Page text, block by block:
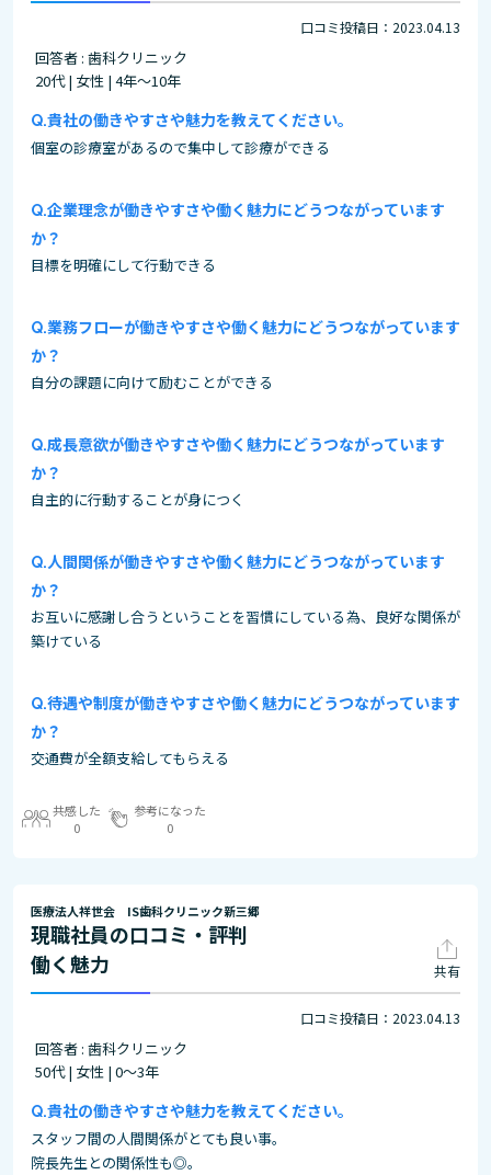
口コミ投稿日：2023.04.13
回答者 : 歯科クリニック
20代 | 女性 | 4年～10年
貴社の働きやすさや魅力を教えてください。
個室の診療室があるので集中して診療ができる
企業理念が働きやすさや働く魅力にどうつながっています
か？
目標を明確にして行動できる
業務フローが働きやすさや働く魅力にどうつながっています
か？
自分の課題に向けて励むことができる
成長意欲が働きやすさや働く魅力にどうつながっています
か？
自主的に行動することが身につく
人間関係が働きやすさや働く魅力にどうつながっています
か？
お互いに感謝し合うということを習慣にしている為、良好な関係が
築けている
待遇や制度が働きやすさや働く魅力にどうつながっています
か？
交通費が全額支給してもらえる
共感した
0
参考になった
0
医療法人祥世会 IS歯科クリニック新三郷
現職社員の口コミ・評判
働く魅力
共有
口コミ投稿日：2023.04.13
回答者 : 歯科クリニック
50代 | 女性 | 0～3年
貴社の働きやすさや魅力を教えてください。
スタッフ間の人間関係がとても良い事。
院長先生との関係性も◎。